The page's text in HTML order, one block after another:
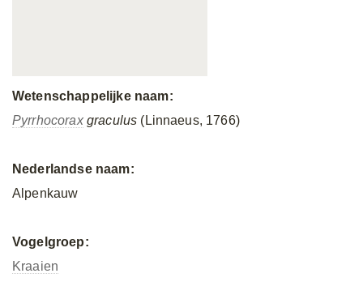
Wetenschappelijke naam:
Pyrrhocoraxgraculus (Linnaeus, 1766)
Nederlandse naam:
Alpenkauw
Vogelgroep:
Kraaien